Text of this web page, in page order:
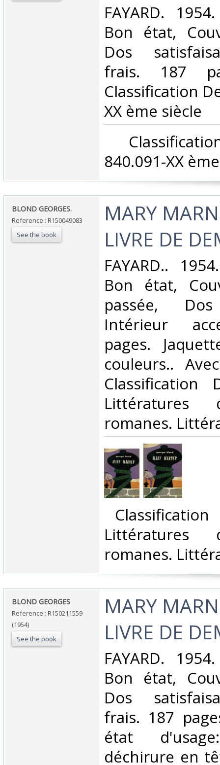
‎FAYARD.
Bon état,
Dos
frais. 187
Classification
XX ème siècle‎
840.091-XX
‎BLOND GEORGES.‎
Reference : R150049083
See the book
‎MARY
LIVRE DE
‎FAYARD..
Bon état,
passée,
Intérieur
pages.
couleurs..
Classification
Littératures
romanes.
Littératures
romanes.
‎BLOND GEORGES‎
Reference : R150211559
(1954)
See the book
‎MARY
LIVRE DE
‎FAYARD.
Bon état,
Dos
frais. 187
état
déchirure en